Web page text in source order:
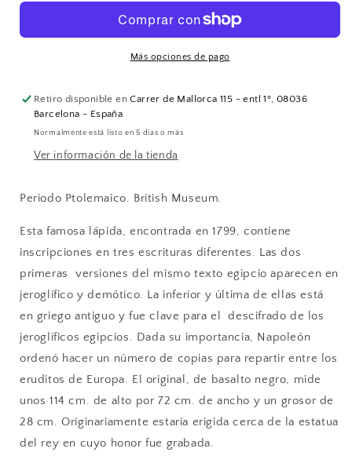
Más opciones de pago
Retiro disponible enCarrer de Mallorca 115 - entl 1º, 08036
Barcelona - España
Normalmente está listo en 5 días o más
Ver información de la tienda
Periodo Ptolemaico. British Museum.
Esta famosa lápida, encontrada en 1799, contiene
inscripciones en tres escrituras diferentes. Las dos
primeras
versiones del mismo texto egipcio aparecen en
jeroglífico y demótico. La inferior y última de ellas está
en griego antiguo y fue clave para el
descifrado de los
jeroglíficos egipcios. Dada su importancia, Napoleón
ordenó hacer un número de copias para repartir entre los
eruditos de Europa. El original, de basalto negro, mide
unos 114 cm. de alto por 72 cm. de ancho y un grosor de
28 cm. Originariamente estaría erigida cerca de la estatua
del rey en cuyo honor fue grabada.